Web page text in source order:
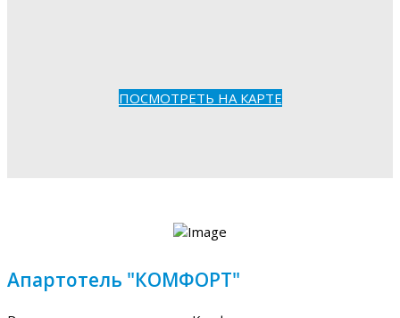
ПОСМОТРЕТЬ НА КАРТЕ
Апартотель "КОМФОРТ"